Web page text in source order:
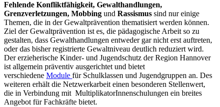
Fehlende Konfliktfähigkeit, Gewalthandlungen,
Grenzverletzungen, Mobbing und Rassismus sind nur einige
Themen, die in der Gewaltprävention thematisiert werden können.
Ziel der Gewaltprävention ist es, die pädagogische Arbeit so zu
gestalten, dass Gewalthandlungen entweder gar nicht erst auftreten,
oder das bisher registrierte Gewaltniveau deutlich reduziert wird.
Der erzieherische Kinder- und Jugendschutz der Region Hannover
ist allgemein präventiv ausgerichtet und bietet
verschiedene Module für Schulklassen und Jugendgruppen an. Des
weiteren erhält die Netzwerkarbeit einen besonderen Stellenwert,
die in Verbindung mit MultiplikatorInnenschulungen ein breites
Angebot für Fachkräfte bietet.